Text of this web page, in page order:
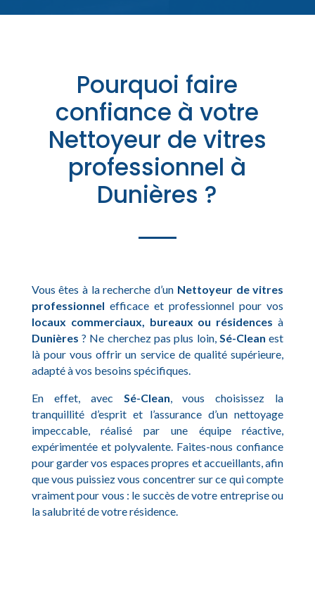
Pourquoi faire
confiance à votre
Nettoyeur de vitres
professionnel à
Dunières ?
Vous êtes à la recherche d’un Nettoyeur de vitres
professionnel efficace et professionnel pour vos
locaux commerciaux, bureaux ou résidences à
Dunières ? Ne cherchez pas plus loin, Sé-Clean est
là pour vous offrir un service de qualité supérieure,
adapté à vos besoins spécifiques.
En effet, avec Sé-Clean , vous choisissez la
tranquillité d’esprit et l’assurance d’un nettoyage
impeccable, réalisé par une équipe réactive,
expérimentée et polyvalente. Faites-nous confiance
pour garder vos espaces propres et accueillants, afin
que vous puissiez vous concentrer sur ce qui compte
vraiment pour vous : le succès de votre entreprise ou
la salubrité de votre résidence.